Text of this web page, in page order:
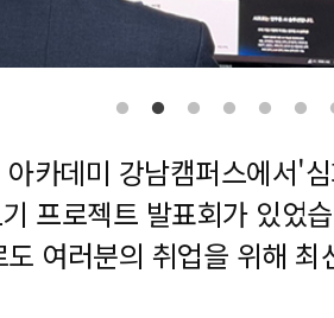
카데미 강남캠퍼스에서'
프로젝트 발표회가 있었
도 여러분의 취업을 위해